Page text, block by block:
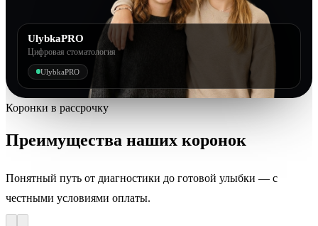
UlybkaPRO
Цифровая стоматология
UlybkaPRO
Коронки в рассрочку
Преимущества наших коронок
Понятный путь от диагностики до готовой улыбки — с
честными условиями оплаты.